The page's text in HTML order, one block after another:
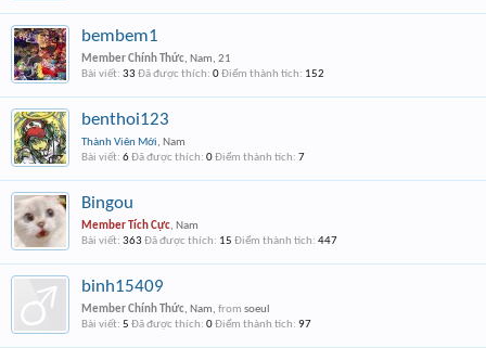
bembem1
Member Chính Thức, Nam, 21
Bài viết: 33 Đã được thích: 0Điểm thành tích: 152
benthoi123
Thành Viên Mới, Nam
Bài viết: 6Đã được thích: 0Điểm thành tích: 7
Bingou
Member Tích Cực, Nam
Bài viết: 363 Đã được thích: 15 Điểm thành tích: 447
binh15409
Member Chính Thức, Nam, from soeul
Bài viết: 5 Đã được thích: 0Điểm thành tích: 97